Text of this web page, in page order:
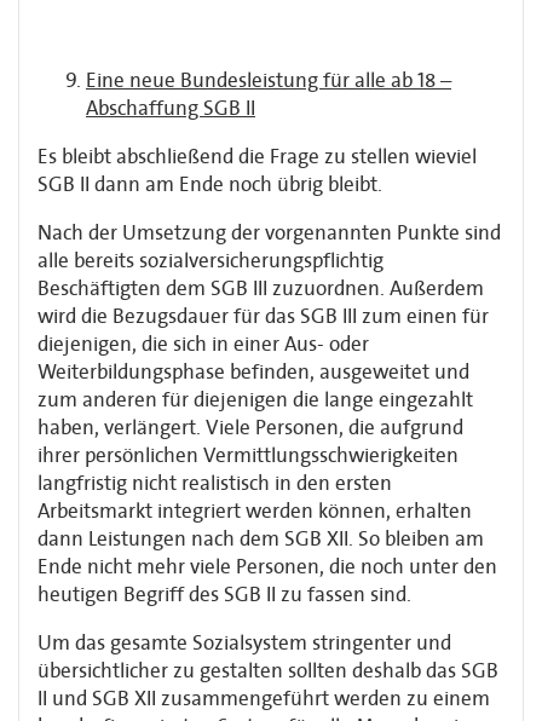
Eine neue Bundesleistung für alle ab 18 –
Abschaffung SGB II
Es bleibt abschließend die Frage zu stellen wieviel
SGB II dann am Ende noch übrig bleibt.
Nach der Umsetzung der vorgenannten Punkte sind
alle bereits sozialversicherungspflichtig
Beschäftigten dem SGB III zuzuordnen. Außerdem
wird die Bezugsdauer für das SGB III zum einen für
diejenigen, die sich in einer Aus- oder
Weiterbildungsphase befinden, ausgeweitet und
zum anderen für diejenigen die lange eingezahlt
haben, verlängert. Viele Personen, die aufgrund
ihrer persönlichen Vermittlungsschwierigkeiten
langfristig nicht realistisch in den ersten
Arbeitsmarkt integriert werden können, erhalten
dann Leistungen nach dem SGB XII. So bleiben am
Ende nicht mehr viele Personen, die noch unter den
heutigen Begriff des SGB II zu fassen sind.
Um das gesamte Sozialsystem stringenter und
übersichtlicher zu gestalten sollten deshalb das SGB
II und SGB XII zusammengeführt werden zu einem